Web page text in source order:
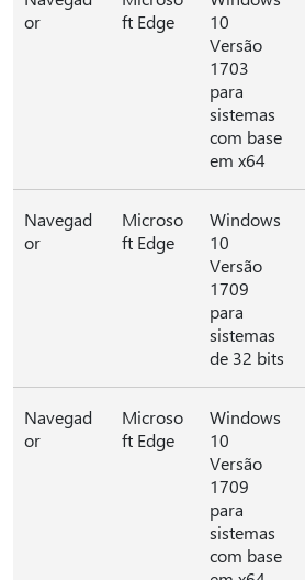
or
ft Edge
10
Versão
1703
para
sistemas
com base
em x64
Navegad
or
Microso
ft Edge
Windows
10
Versão
1709
para
sistemas
de 32 bits
Navegad
or
Microso
ft Edge
Windows
10
Versão
1709
para
sistemas
com base